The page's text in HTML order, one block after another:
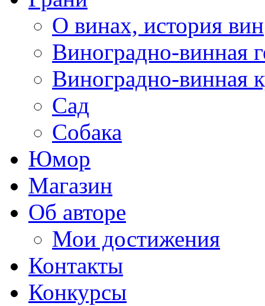
О винах, история вин
Виноградно-винная
Виноградно-винная
Сад
Собака
Юмор
Магазин
Об авторе
Мои достижения
Контакты
Конкурсы